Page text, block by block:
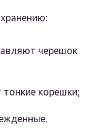
черешок
корешки;